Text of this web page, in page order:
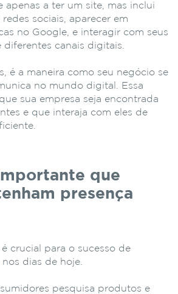
apenas a ter um site, mas inclui
sociais, aparecer em
no Google, e interagir com seus
diferentes canais digitais.
é a maneira como seu negócio se
no mundo digital. Essa
sua empresa seja encontrada
e que interaja com eles de
que
presença
crucial para o sucesso de
dias de hoje.
pesquisa produtos e